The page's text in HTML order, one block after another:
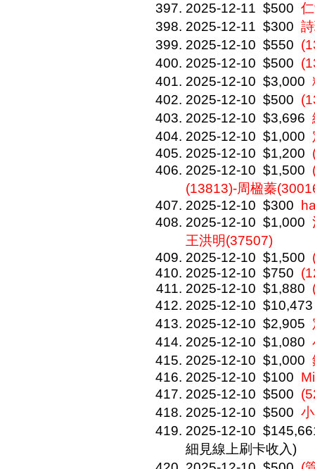
2025-12-11 $500
2025-12-11 $300
2025-12-10 $550
2025-12-10 $500
2025-12-10 $3,000
2025-12-10 $500
2025-12-10 $3,696
2025-12-10 $1,000
2025-12-10 $1,200
2025-12-10 $1,500
(13813)-周楹蓁
2025-12-10 $300
2025-12-10 $1,000
王洪明(37507)
2025-12-10 $1,500
2025-12-10 $750
2025-12-10 $1,880
2025-12-10 $10,473
2025-12-10 $2,905
2025-12-10 $1,080
2025-12-10 $1,000
2025-12-10 $100
2025-12-10 $500
2025-12-10 $500
2025-12-10
細見線上刷卡收入)